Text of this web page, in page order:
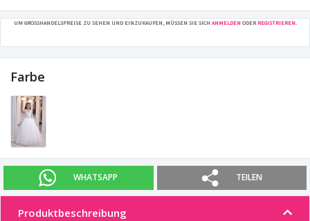
UM GROSSHANDELSPREISE ZU SEHEN UND EINZUKAUFEN, MÜSSEN SIE SICH ANMELDENODER REGISTRIEREN.
Farbe
WHATSAPP TEILEN
Produktbeschreibung